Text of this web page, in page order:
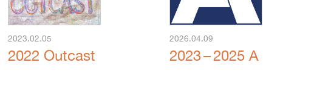
2023.02.05
2022 Outcast
2026.04.09
2023 – 2025 A